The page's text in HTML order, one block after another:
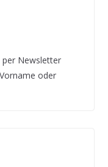
per Newsletter
oder